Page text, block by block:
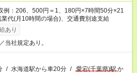
例：206、500円＝1、180円×7時間50分×21
業代(月10時間の場合)、交通費別途支給
あり
当社規定あり。
/ 水海道駅から車20分 / 愛宕(千葉県)駅か